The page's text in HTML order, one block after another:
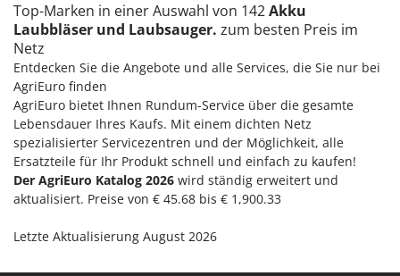
Top-Marken in einer Auswahl von 142Akku
Laubbläser und Laubsauger. zum besten Preis im
Netz
Entdecken Sie die Angebote und alle Services, die Sie nur bei
AgriEuro finden
AgriEuro bietet Ihnen Rundum-Service über die gesamte
Lebensdauer Ihres Kaufs. Mit einem dichten Netz
spezialisierter Servicezentren und der Möglichkeit, alle
Ersatzteile für Ihr Produkt schnell und einfach zu kaufen!
Der AgriEuro Katalog 2026 wird ständig erweitert und
aktualisiert. Preise von € 45.68 bis € 1,900.33
Letzte Aktualisierung August 2026